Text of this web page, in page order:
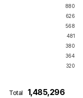
880
626
568
481
380
364
320
Total 1,485,296